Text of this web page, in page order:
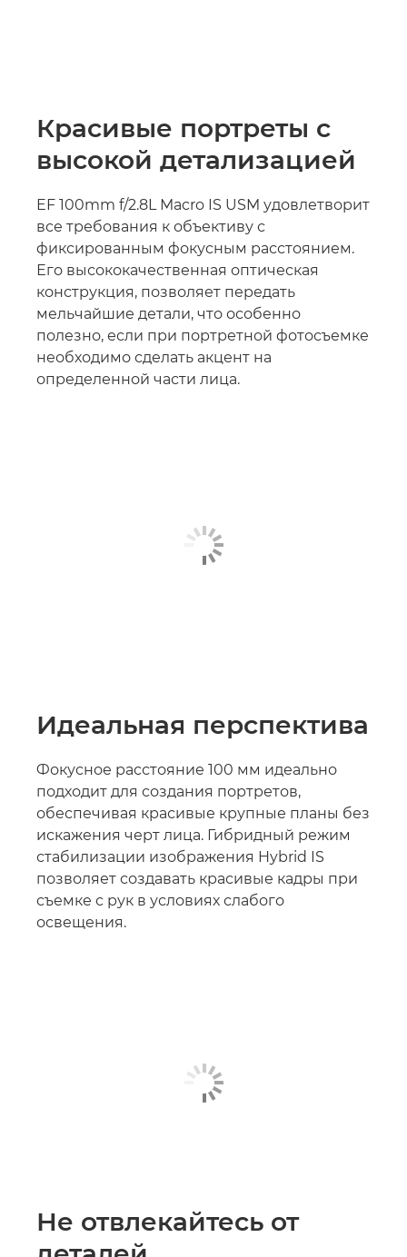
Красивые портреты с
высокой детализацией
EF 100mm f/2.8L Macro IS USM удовлетворит
все требования к объективу с
фиксированным фокусным расстоянием.
Его высококачественная оптическая
конструкция, позволяет передать
мельчайшие детали, что особенно
полезно, если при портретной фотосъемке
необходимо сделать акцент на
определенной части лица.
Идеальная перспектива
Фокусное расстояние 100 мм идеально
подходит для создания портретов,
обеспечивая красивые крупные планы без
искажения черт лица. Гибридный режим
стабилизации изображения Hybrid IS
позволяет создавать красивые кадры при
съемке с рук в условиях слабого
освещения.
Не отвлекайтесь от